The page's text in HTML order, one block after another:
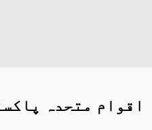
اقوام متحدہ